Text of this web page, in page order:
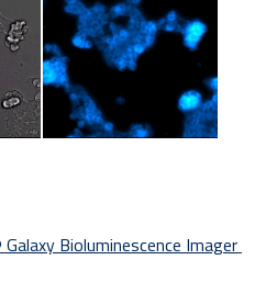
Galaxy Bioluminescence Imager